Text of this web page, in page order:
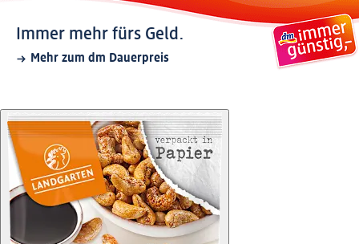
Immer mehr fürs Geld.
Mehr zum dm Dauerpreis